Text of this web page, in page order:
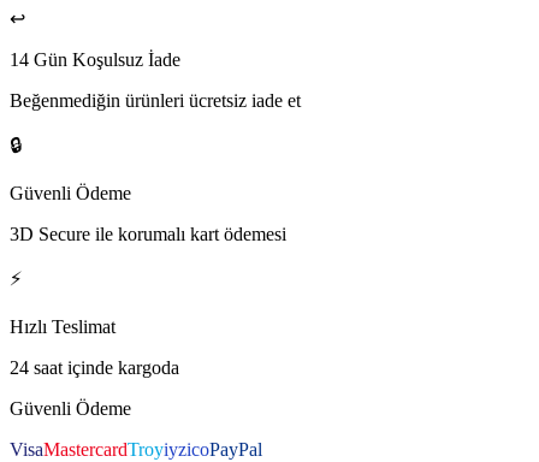
↩️
14 Gün Koşulsuz İade
Beğenmediğin ürünleri ücretsiz iade et
🔒
Güvenli Ödeme
3D Secure ile korumalı kart ödemesi
⚡
Hızlı Teslimat
24 saat içinde kargoda
Güvenli Ödeme
VisaMastercardTroyiyzicoPayPal